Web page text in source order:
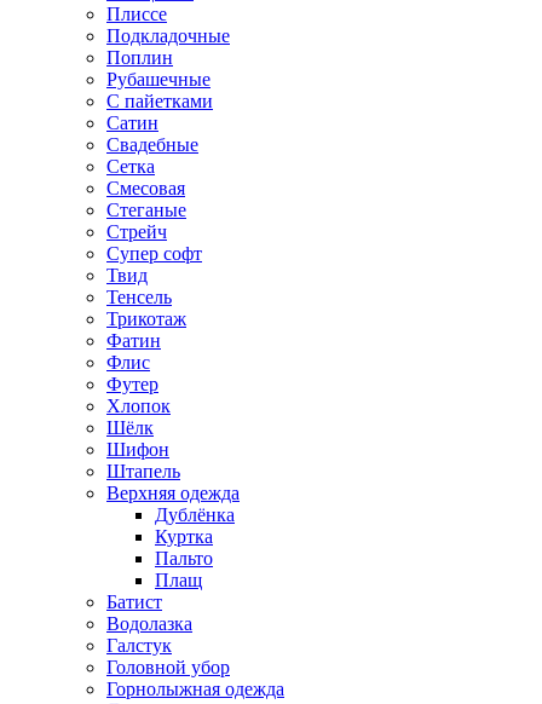
Плиссе
Подкладочные
Поплин
Рубашечные
С пайетками
Сатин
Свадебные
Сетка
Смесовая
Стеганые
Стрейч
Супер софт
Твид
Тенсель
Трикотаж
Фатин
Флис
Футер
Хлопок
Шёлк
Шифон
Штапель
Верхняя одежда
Дублёнка
Куртка
Пальто
Плащ
Батист
Водолазка
Галстук
Головной убор
Горнолыжная одежда